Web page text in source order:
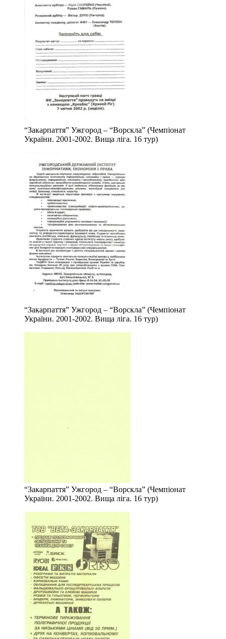
“Закарпаття” Ужгород – “Ворскла” (Чемпіонат
України. 2001-2002. Вища ліга. 16 тур)
“Закарпаття” Ужгород – “Ворскла” (Чемпіонат
України. 2001-2002. Вища ліга. 16 тур)
“Закарпаття” Ужгород – “Ворскла” (Чемпіонат
України. 2001-2002. Вища ліга. 16 тур)